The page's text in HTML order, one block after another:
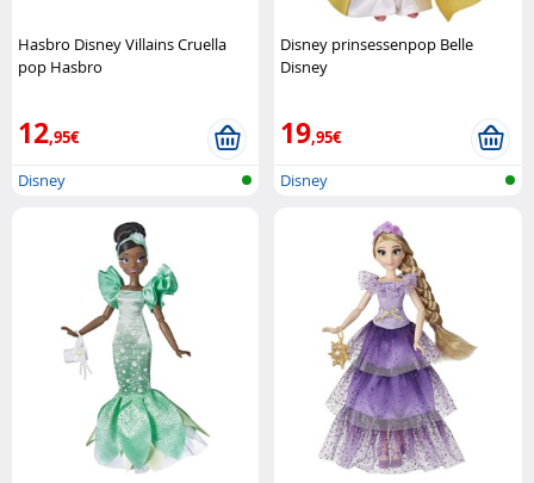
Hasbro Disney Villains Cruella
pop Hasbro
12,95€
Disney
Disney prinsessenpop Belle
Disney
19,95€
Disney